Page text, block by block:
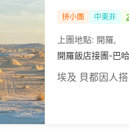
拼小團 中東非
上團地點: 開羅,
開羅飯店接團-巴
埃及 貝都因人